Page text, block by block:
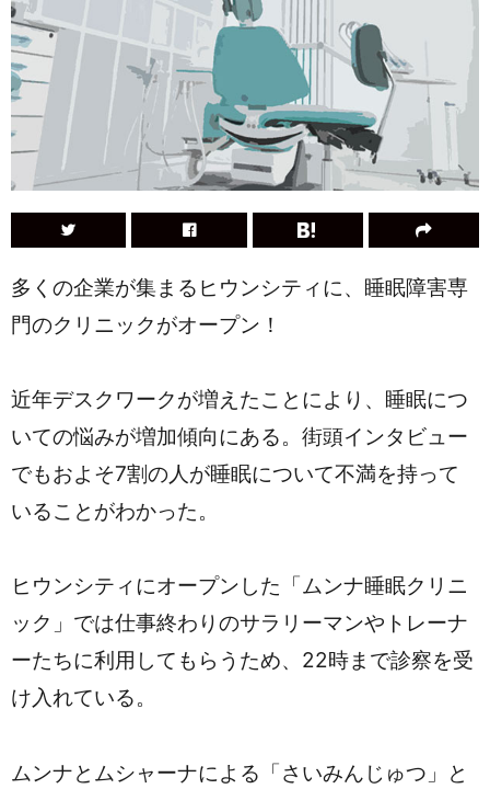
多くの企業が集まるヒウンシティに、睡眠障害専
門のクリニックがオープン！
近年デスクワークが増えたことにより、睡眠につ
いての悩みが増加傾向にある。街頭インタビュー
でもおよそ7割の人が睡眠について不満を持って
いることがわかった。
ヒウンシティにオープンした「ムンナ睡眠クリニ
ック」では仕事終わりのサラリーマンやトレーナ
ーたちに利用してもらうため、22時まで診察を受
け入れている。
ムンナとムシャーナによる「さいみんじゅつ」と